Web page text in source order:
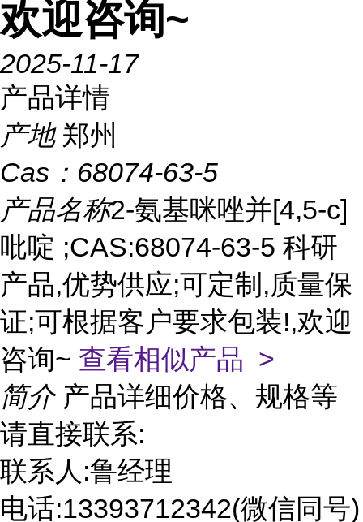
欢迎咨询~
2025-11-17
产品详情
产地 郑州
Cas： 68074-63-5
产品名称2-氨基咪唑并[4,5-c]
吡啶 ;CAS:68074-63-5 科研
产品,优势供应;可定制,质量保
证;可根据客户要求包装!,欢迎
咨询~ 查看相似产品 >
简介 产品详细价格、规格等
请直接联系:
联系人:鲁经理
电话:13393712342(微信同号)